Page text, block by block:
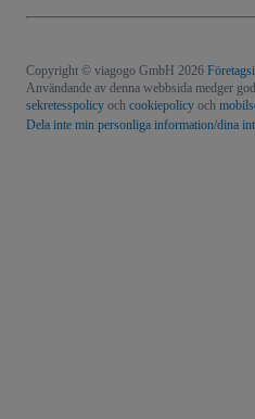
Copyright © viagogo GmbH 2026
Användande av denna webbsida medger
sekretesspolicy och cookiepolicy och
Dela inte min personliga information/dina